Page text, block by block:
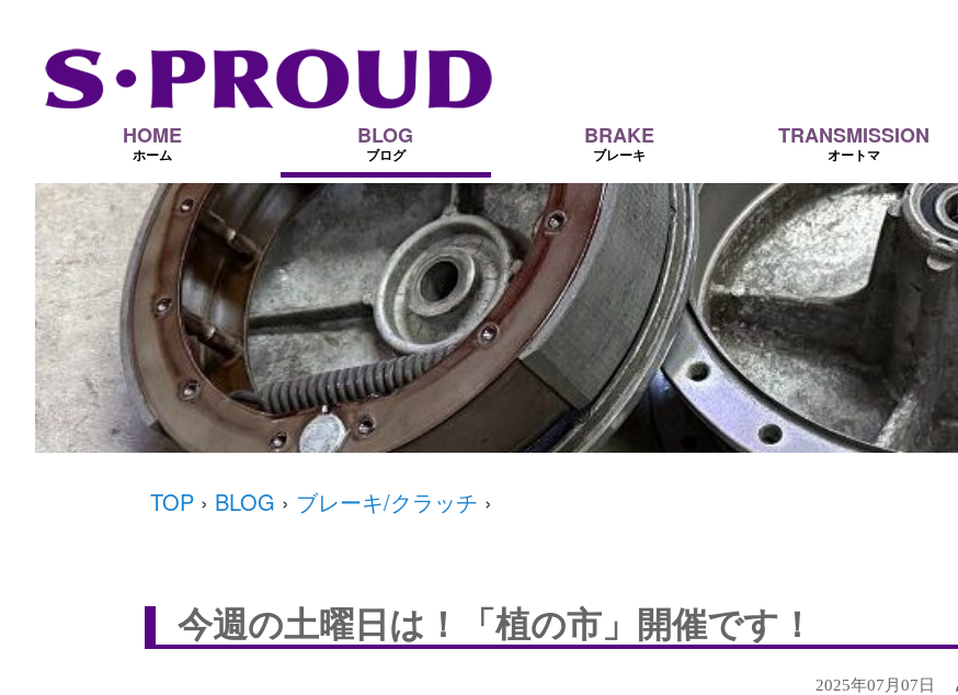
HOME
ホーム
BLOG
ブログ
BRAKE
ブレーキ
TRANSMISSION
オートマ
TOP › BLOG › ブレーキ/クラッチ ›
今週の土曜日は！「植の市」開催です！
2025年07月07日